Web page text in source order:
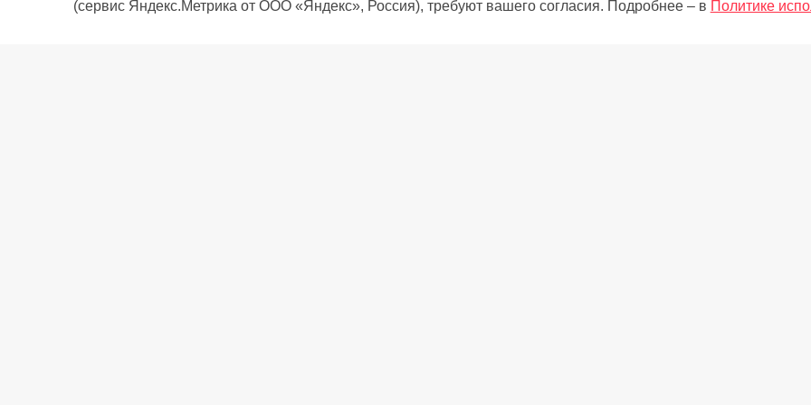
(сервис Яндекс.Метрика от ООО «Яндекс», Россия), требуют вашего согласия. Подробнее – в Политике